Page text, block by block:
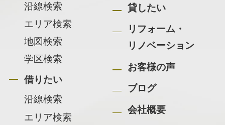
沿線検索
エリア検索
地図検索
学区検索
借りたい
沿線検索
エリア検索
貸したい
リフォーム・
リノベーション
お客様の声
ブログ
会社概要